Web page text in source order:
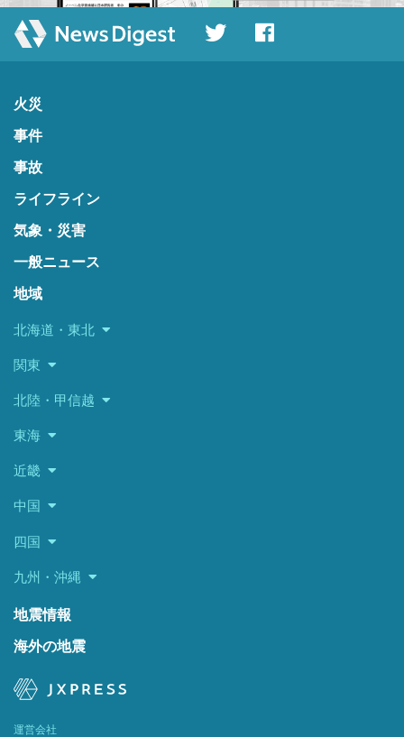
火災
事件
事故
ライフライン
気象・災害
一般ニュース
地域
北海道・東北
関東
北陸・甲信越
東海
近畿
中国
四国
九州・沖縄
地震情報
海外の地震
運営会社